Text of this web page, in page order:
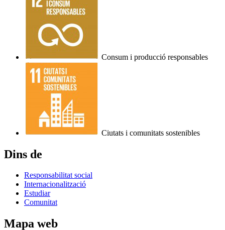
Consum i producció responsables
Ciutats i comunitats sostenibles
Dins de
Responsabilitat social
Internacionalització
Estudiar
Comunitat
Mapa web